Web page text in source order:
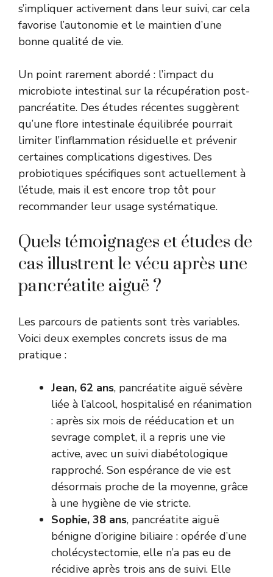
s’impliquer activement dans leur suivi, car cela
favorise l’autonomie et le maintien d’une
bonne qualité de vie.
Un point rarement abordé : l’impact du
microbiote intestinal sur la récupération post-
pancréatite. Des études récentes suggèrent
qu’une flore intestinale équilibrée pourrait
limiter l’inflammation résiduelle et prévenir
certaines complications digestives. Des
probiotiques spécifiques sont actuellement à
l’étude, mais il est encore trop tôt pour
recommander leur usage systématique.
Quels témoignages et études de
cas illustrent le vécu après une
pancréatite aiguë ?
Les parcours de patients sont très variables.
Voici deux exemples concrets issus de ma
pratique :
Jean, 62 ans, pancréatite aiguë sévère
liée à l’alcool, hospitalisé en réanimation
: après six mois de rééducation et un
sevrage complet, il a repris une vie
active, avec un suivi diabétologique
rapproché. Son espérance de vie est
désormais proche de la moyenne, grâce
à une hygiène de vie stricte.
Sophie, 38 ans, pancréatite aiguë
bénigne d’origine biliaire : opérée d’une
cholécystectomie, elle n’a pas eu de
récidive après trois ans de suivi. Elle